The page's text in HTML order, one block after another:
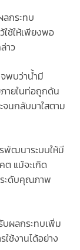
ลกระทบ
ใช้ให้เพียงพอ
าว
พบว่าน้ำมี
ายในท่อถูกดัน
จนกลับมาใสตาม
พัฒนาระบบให้มี
ต แม้จะเกิด
ระดับคุณภาพ
บผลกระทบเพิ่ม
ช้งานได้อย่าง